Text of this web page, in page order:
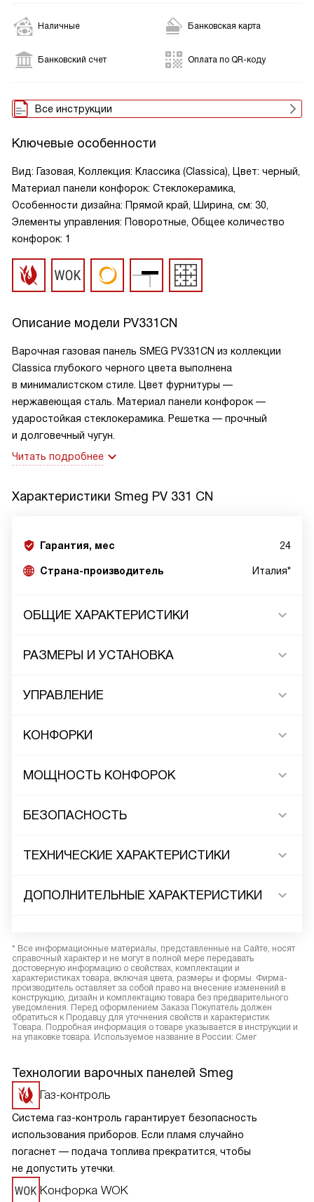
Наличные Банковская карта
Банковский счет Оплата по QR-коду
Все инструкции
Ключевые особенности
Вид: Газовая, Коллекция: Классика (Classica), Цвет: черный,
Материал панели конфорок: Стеклокерамика,
Особенности дизайна: Прямой край, Ширина, см: 30,
Элементы управления: Поворотные, Общее количество
конфорок: 1
Описание модели PV331CN
Варочная газовая панель SMEG PV331CN из коллекции
Classica глубокого черного цвета выполнена
в минималистском стиле. Цвет фурнитуры —
нержавеющая сталь. Материал панели конфорок —
ударостойкая стеклокерамика. Решетка — прочный
и долговечный чугун.
Читать подробнее
Характеристики Smeg PV 331 CN
Гарантия, мес 24
Страна-производитель Италия*
ОБЩИЕ ХАРАКТЕРИСТИКИ
РАЗМЕРЫ И УСТАНОВКА
УПРАВЛЕНИЕ
КОНФОРКИ
МОЩНОСТЬ КОНФОРОК
БЕЗОПАСНОСТЬ
ТЕХНИЧЕСКИЕ ХАРАКТЕРИСТИКИ
ДОПОЛНИТЕЛЬНЫЕ ХАРАКТЕРИСТИКИ
* Все информационные материалы, представленные на Сайте, носят
справочный характер и не могут в полной мере передавать
достоверную информацию о свойствах, комплектации и
характеристиках товара, включая цвета, размеры и формы. Фирма-
производитель оставляет за собой право на внесение изменений в
конструкцию, дизайн и комплектацию товара без предварительного
уведомления. Перед оформлением Заказа Покупатель должен
обратиться к Продавцу для уточнения свойств и характеристик
Товара. Подробная информация о товаре указывается в инструкции и
на упаковке товара. Используемое название в России: Смег
Технологии варочных панелей Smeg
Газ-контроль
Система газ-контроль гарантирует безопасность
использования приборов. Если пламя случайно
погаснет — подача топлива прекратится, чтобы
не допустить утечки.
Конфорка WOK